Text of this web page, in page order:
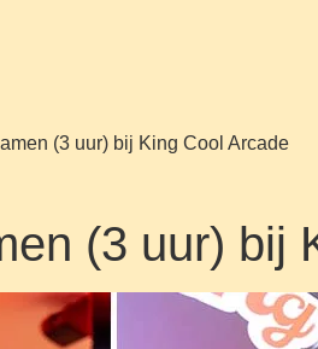
(3 uur) bij King Cool Arcade
(3 uur) bij